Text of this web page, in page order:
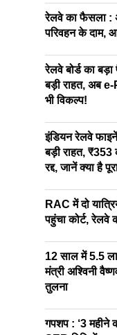
रेलवे का फैसला :
परिवहन के दाम,
रेलवे बोर्ड का
बड़ी राहत, अब
भी विकल्प!
इंडियन रेलवे
बड़ी राहत,
रद्द, जानें क्या है
RAC में दो
पहुंचा कोर्ट, रेलवे
12 साल में 5.5
मंत्री अश्विनी
तुलना
गपशप : ‘3 महीने